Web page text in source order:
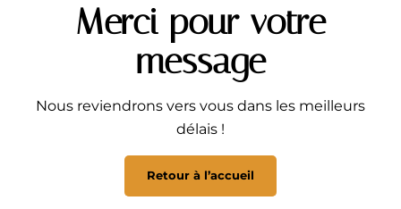
Merci pour votre
message
Nous reviendrons vers vous dans les meilleurs
délais !
Retour à l’accueil